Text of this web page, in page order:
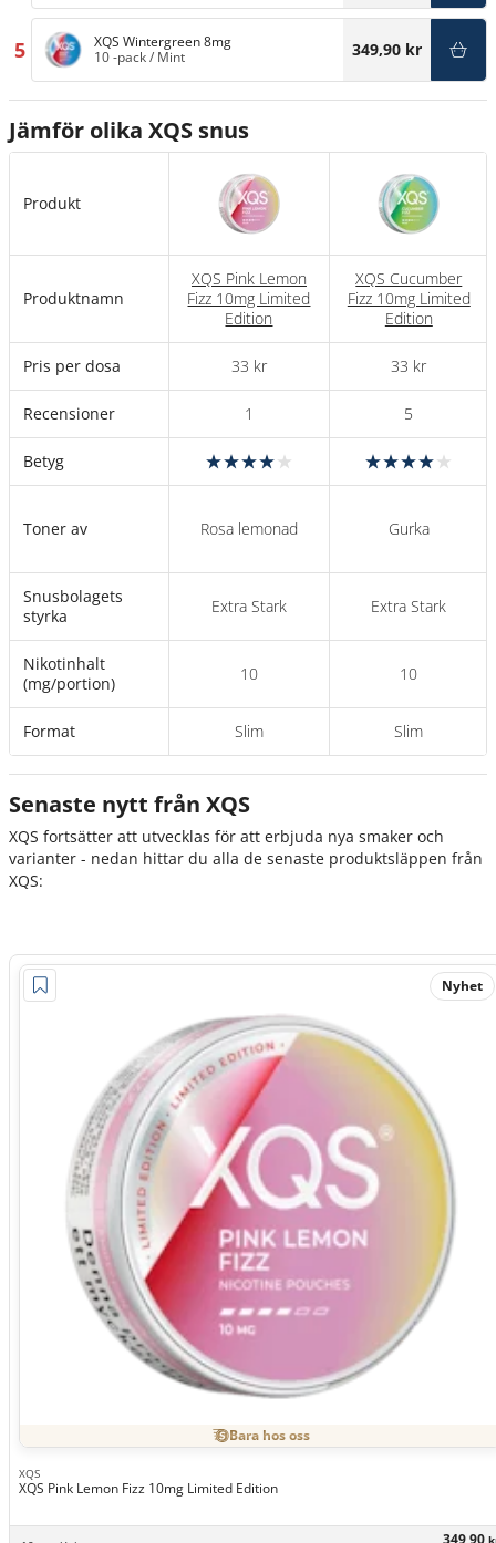
5
XQS Wintergreen 8mg
10 -pack/ Mint 349,90 kr
Jämför olika XQS snus
Produkt
Produktnamn
Pris per dosa
Recensioner
Betyg
Toner av
Snusbolagets
styrka
Nikotinhalt
(mg/portion)
Format
XQS Pink Lemon
Fizz 10mg Limited
Edition
33 kr
1
Rosa lemonad
Extra Stark
10
Slim
XQS Cucumber
Fizz 10mg Limited
Edition
33 kr
5
Gurka
Extra Stark
10
Slim
Senaste nytt från XQS
XQS fortsätter att utvecklas för att erbjuda nya smaker och
varianter - nedan hittar du alla de senaste produktsläppen från
XQS:
Nyhet
Bara hos oss
XQS
XQS Pink Lemon Fizz 10mg Limited Edition